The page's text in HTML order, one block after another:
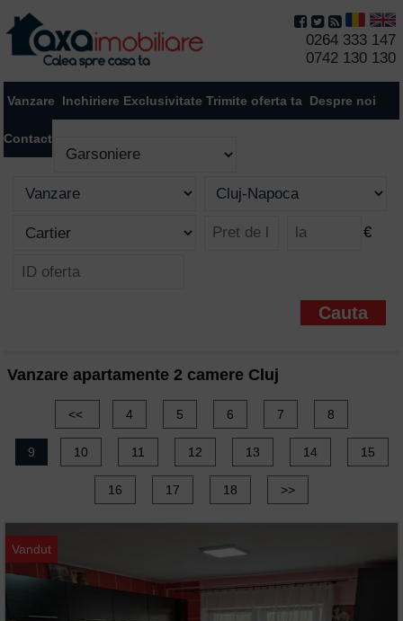
0264 333 147
0742 130 130
Vanzare Inchiriere Exclusivitate Trimite oferta ta Despre noi
Contact
€
Vanzare apartamente 2 camere Cluj
<< 4 5 6 7 8
9 10 11 12 13 14 15
16 17 18 >>
Vandut